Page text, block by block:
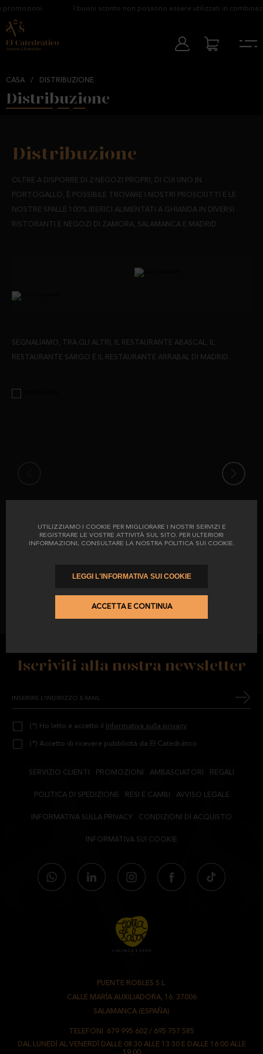
UTILIZZIAMO I COOKIE PER MIGLIORARE I NOSTRI SERVIZI E
REGISTRARE LE VOSTRE ATTIVITÀ SUL SITO. PER ULTERIORI
INFORMAZIONI, CONSULTARE LA NOSTRA POLITICA SUI COOKIE.
ACCETTA E CONTINUA
I buoni sconto non possono essere utilizzati in
CASA / DISTRIBUZIONE
Distribuzione
Distribuzione
OLTRE A DISPORRE DI 2 NEGOZI PROPRI, DI CUI UNO IN
PORTOGALLO, È POSSIBILE TROVARE I NOSTRI PROSCIUTTI E LE
NOSTRE SPALLE 100% IBERICI ALIMENTATI A GHIANDA IN DIVERSI
RISTORANTI E NEGOZI DI ZAMORA, SALAMANCA E MADRID.
SEGNALIAMO, TRA GLI ALTRI, IL RESTAURANTE ABASCAL, IL
RESTAURANTE SARGO E IL RESTAURANTE ARRABAL DI MADRID.
ECCELLENZA, SAPORE E ARMONIA DI CONTRASTI.
Iscriviti alla nostra newsletter
(*) Ho letto e accetto il Informativa sulla privacy
(*) Accetto di ricevere pubblicità da El Catedrático
SERVIZIO CLIENTI PROMOZIONI AMBASCIATORI REGALI
POLITICA DI SPEDIZIONE RESI E CAMBI AVVISO LEGALE
INFORMATIVA SULLA PRIVACY CONDIZIONI DI ACQUISTO
INFORMATIVA SUI COOKIE
PUENTE ROBLES S.L.
CALLE MARÍA AUXILIADORA, 16. 37006
SALAMANCA (ESPAÑA)
TELEFONI. 679 995 602 / 695 757 585
DAL LUNEDÌ AL VENERDÌ DALLE 08:30 ALLE 13:30 E DALLE 16:00 ALLE
LEGGI L'INFORMATIVA SUI COOKIE